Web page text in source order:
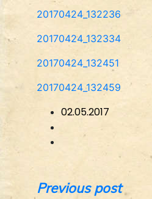
20170424_132236
20170424_132334
20170424_132451
20170424_132459
02.05.2017
Навигация
Previous post